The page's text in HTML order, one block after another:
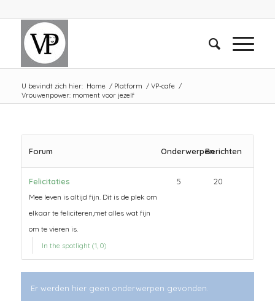
U bevindt zich hier: Home / Platform / VP-cafe /
Vrouwenpower: moment voor jezelf
Forum OnderwerpenBerichten
Felicitaties
Mee leven is altijd fijn. Dit is de plek om
elkaar te feliciteren,met alles wat fijn
om te vieren is.
In the spotlight (1, 0)
5 20
Er werden hier geen onderwerpen gevonden.